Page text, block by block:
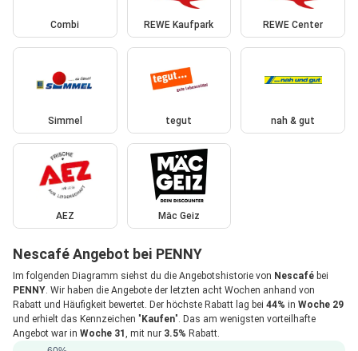
Combi REWE Kaufpark REWE Center
Simmel tegut nah & gut
AEZ Mäc Geiz
Nescafé Angebot bei PENNY
Im folgenden Diagramm siehst du die Angebotshistorie von Nescafé bei
PENNY. Wir haben die Angebote der letzten acht Wochen anhand von
Rabatt und Häufigkeit bewertet. Der höchste Rabatt lag bei 44% in Woche 29
und erhielt das Kennzeichen " Kaufen". Das am wenigsten vorteilhafte
Angebot war in Woche 31 , mit nur 3.5% Rabatt.